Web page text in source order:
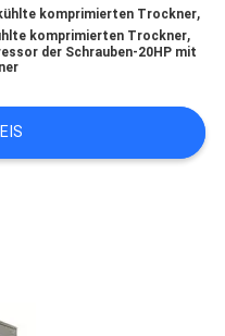
komprimierten Trockner,
komprimierten Trockner,
der Schrauben-20HP mit